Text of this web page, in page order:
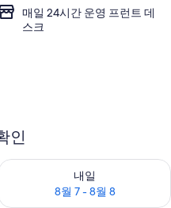
매일 24시간 운영 프런트 데
스크
인
- 8월 7
내일
8월 7 - 8월 8
내일 예약 가능 여부 확인, 8월